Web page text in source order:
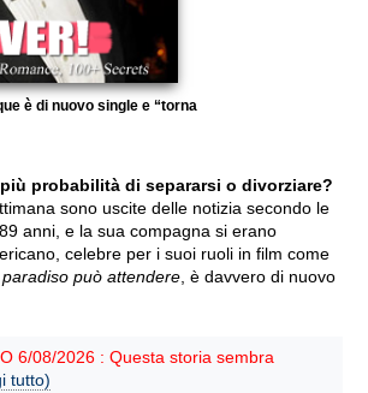
è di nuovo single e “torna
probabilità di separarsi o divorziare?
sono uscite delle notizia secondo le
anni, e la sua compagna si erano
celebre per i suoi ruoli in film come
può attendere , è davvero di nuovo
6/08/2026 : Questa storia sembra
tutto)